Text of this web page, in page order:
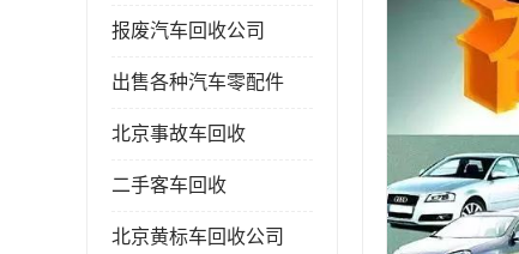
报废汽车回收公司
出售各种汽车零配件
北京事故车回收
二手客车回收
北京黄标车回收公司